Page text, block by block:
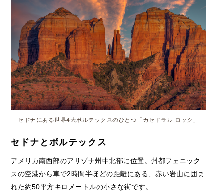
セドナにある世界4大ボルテックスのひとつ「カセドラル ロック」
セドナとボルテックス
アメリカ南西部のアリゾナ州中北部に位置。州都フェニック
スの空港から車で2時間半ほどの距離にある、赤い岩山に囲ま
れた約50平方キロメートルの小さな街です。